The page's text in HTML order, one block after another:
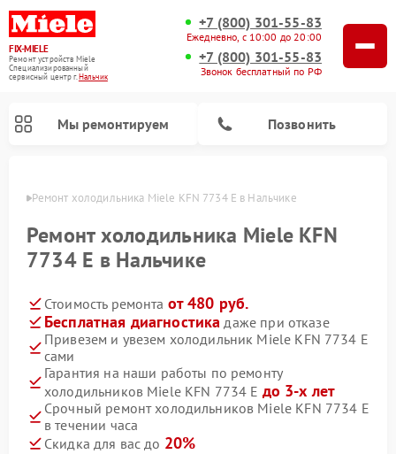
FIX-MIELE
Ремонт устройств Miele
Специализированный
cервисный центр г.Нальчик
+7 (800) 301-55-83
Ежедневно, с 10:00 до 20:00
+7 (800) 301-55-83
Звонок бесплатный по РФ
Мы ремонтируем Позвонить
Ремонт холодильника Miele KFN 7734 E в Нальчике
Ремонт холодильника Miele KFN
7734 E в Нальчике
Стоимость ремонта от 480 руб.
Бесплатная диагностика даже при отказе
Привезем и увезем холодильник Miele KFN 7734 E
сами
Гарантия на наши работы по ремонту
холодильников Miele KFN 7734 E до 3-х лет
Срочный ремонт холодильников Miele KFN 7734 E
в течении часа
Скидка для вас до 20%